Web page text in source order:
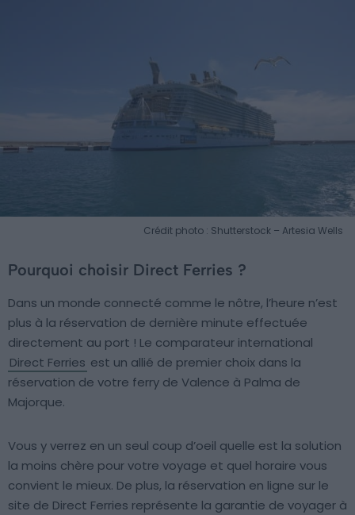
Crédit photo : Shutterstock – Artesia Wells
Pourquoi choisir Direct Ferries ?
Dans un monde connecté comme le nôtre, l’heure n’est
plus à la réservation de dernière minute effectuée
directement au port ! Le comparateur international
Direct Ferries est un allié de premier choix dans la
réservation de votre ferry de Valence à Palma de
Majorque.
Vous y verrez en un seul coup d’oeil quelle est la solution
la moins chère pour votre voyage et quel horaire vous
convient le mieux. De plus, la réservation en ligne sur le
site de Direct Ferries représente la garantie de voyager à